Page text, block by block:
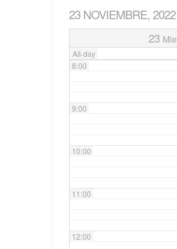
23 NOVIEMBRE, 2022
23 Mie
All-day
7:00
8:00
9:00
10:00
11:00
12:00